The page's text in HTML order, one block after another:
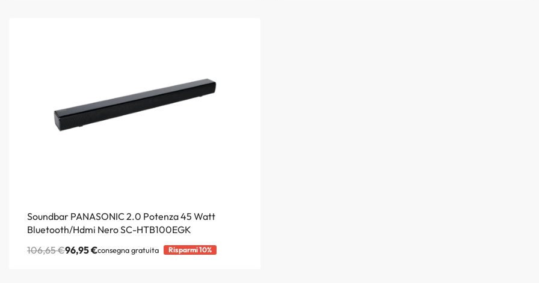
Soundbar PANASONIC 2.0 Potenza 45 Watt
Bluetooth/Hdmi Nero SC-HTB100EGK
106,65€96,95€consegna gratuita Risparmi 10%